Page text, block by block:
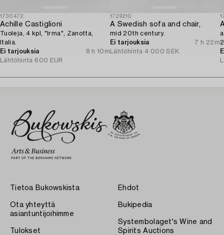
1730472
Achille Castiglioni
Tuoleja, 4 kpl, "Irma", Zanotta,
Italia.
Ei tarjouksia
8 h 10m
Lähtöhinta 600 EUR
1729210
A Swedish sofa and chair,
mid 20th century.
Ei tarjouksia
7 h 22m
Lähtöhinta 4 000 SEK
Tietoa Bukowskista
Ota yhteyttä
asiantuntijoihimme
Tulokset
Ehdot
Bukipedia
Systembolaget's Wine and
Spirits Auctions